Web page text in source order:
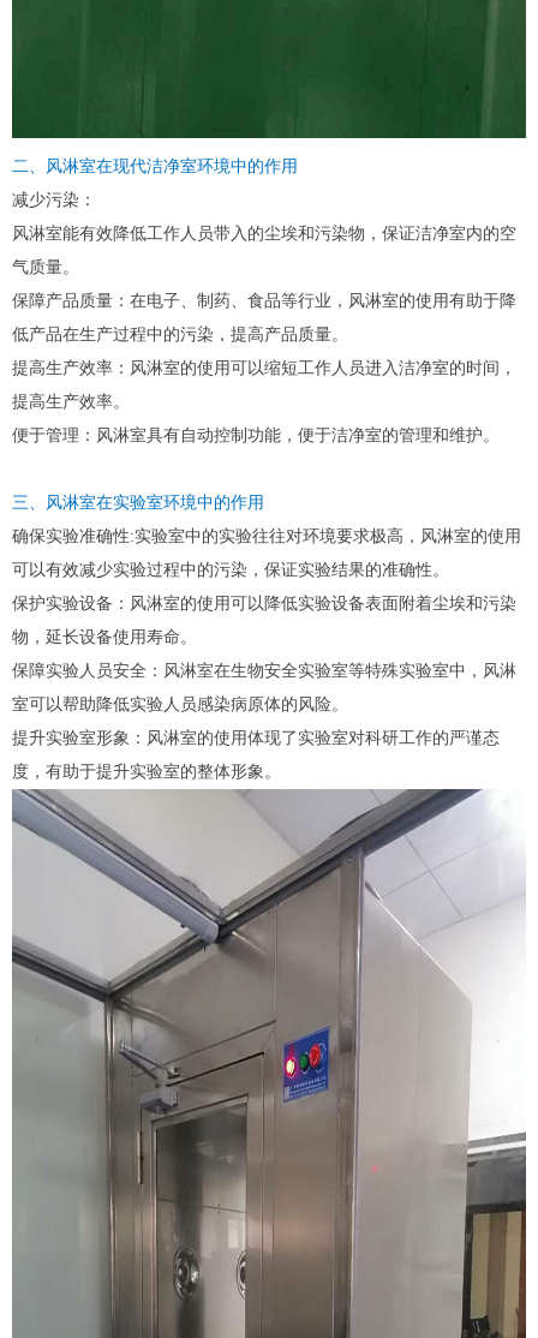
二、风淋室在现代洁净室环境中的作用
减少污染：
风淋室能有效降低工作人员带入的尘埃和污染物，保证洁净室内的空
气质量。
保障产品质量：在电子、制药、食品等行业，风淋室的使用有助于降
低产品在生产过程中的污染，提高产品质量。
提高生产效率：风淋室的使用可以缩短工作人员进入洁净室的时间，
提高生产效率。
便于管理：风淋室具有自动控制功能，便于洁净室的管理和维护。
三、风淋室在实验室环境中的作用
确保实验准确性:实验室中的实验往往对环境要求极高，风淋室的使用
可以有效减少实验过程中的污染，保证实验结果的准确性。
保护实验设备：风淋室的使用可以降低实验设备表面附着尘埃和污染
物，延长设备使用寿命。
保障实验人员安全：风淋室在生物安全实验室等特殊实验室中，风淋
室可以帮助降低实验人员感染病原体的风险。
提升实验室形象：风淋室的使用体现了实验室对科研工作的严谨态
度，有助于提升实验室的整体形象。